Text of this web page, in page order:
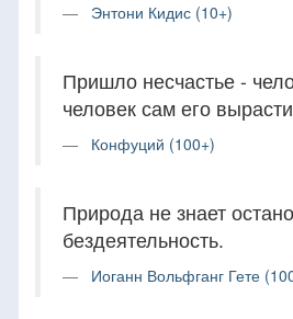
Энтони Кидис (10+)
Пришло несчастье -
человек сам его
Конфуций (100+)
Природа не знает
бездеятельность.
Иоганн Вольфганг Гете